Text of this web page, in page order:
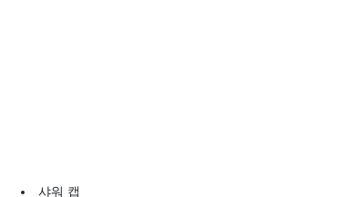
샤워 캡